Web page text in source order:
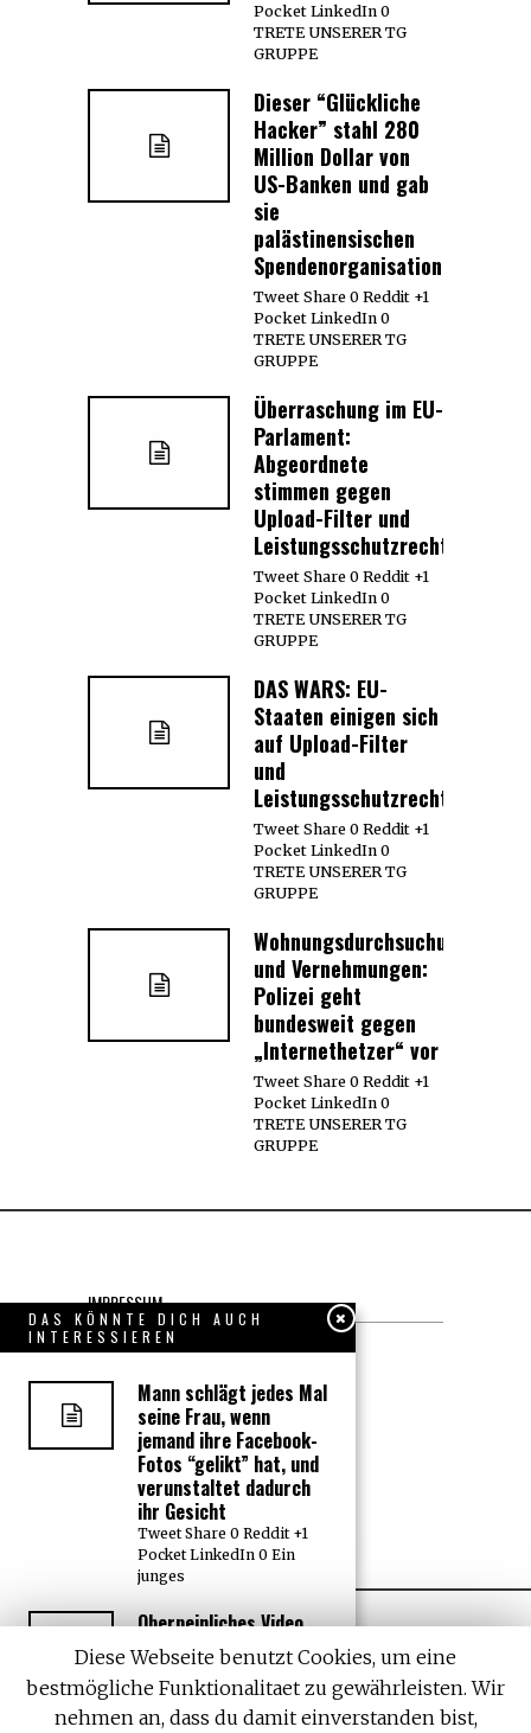
Pocket LinkedIn 0
TRETE UNSERER TG
GRUPPE
Dieser “Glückliche
Hacker” stahl 280
Million Dollar von
US-Banken und gab
sie
palästinensischen
Spendenorganisationen
Tweet Share 0 Reddit +1
Pocket LinkedIn 0
TRETE UNSERER TG
GRUPPE
Überraschung im EU-
Parlament:
Abgeordnete
stimmen gegen
Upload-Filter und
Leistungsschutzrecht
Tweet Share 0 Reddit +1
Pocket LinkedIn 0
TRETE UNSERER TG
GRUPPE
DAS WARS: EU-
Staaten einigen sich
auf Upload-Filter
und
Leistungsschutzrecht
Tweet Share 0 Reddit +1
Pocket LinkedIn 0
TRETE UNSERER TG
GRUPPE
Wohnungsdurchsuchungen
und Vernehmungen:
Polizei geht
bundesweit gegen
„Internethetzer“ vor
Tweet Share 0 Reddit +1
Pocket LinkedIn 0
TRETE UNSERER TG
GRUPPE
IMPRESSUM
Datenschutzerklärung
KONTAKT
Über uns, den “Wächter”
Diese Webseite benutzt Cookies, um eine
bestmögliche Funktionalitaet zu gewährleisten. Wir
nehmen an, dass du damit einverstanden bist,
DAS KÖNNTE DICH AUCH
INTERESSIEREN
Mann schlägt jedes Mal
seine Frau, wenn
jemand ihre Facebook-
Fotos “gelikt” hat, und
verunstaltet dadurch
ihr Gesicht
Tweet Share 0 Reddit +1
Pocket LinkedIn 0 Ein
junges
Oberpeinliches Video
enthüllt die Lügen
hinter Instagram-
Posts – und Sie sind
wahrscheinlich daran